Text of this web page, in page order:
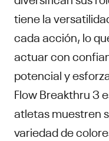
tiene la
cada acción, lo
actuar con
potencial y
Flow Breakthru 3
atletas muestren
variedad de